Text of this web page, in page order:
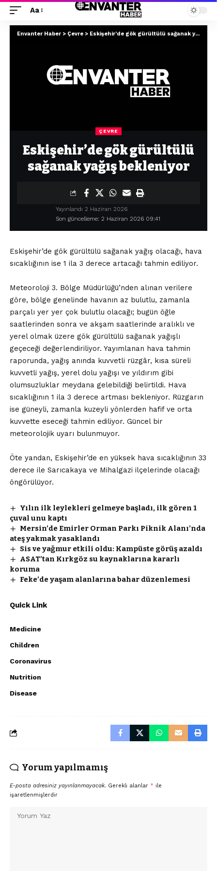
Aa
Envanter Haber > Çevre > Eskişehir’de gök gürültülü sağanak yağış bekleniyor
ÇEVRE
Eskişehir’de gök gürültülü
sağanak yağış bekleniyor
Son güncelleme: 2 Haziran 2026 09:41
Yayınlandı 2 Haziran 2026
Eskişehir’de gök gürültülü sağanak yağış olacağı, hava
sıcaklığının ise 1 ila 3 derece artacağı tahmin ediliyor.
Meteoroloji 3. Bölge Müdürlüğü’nden alınan verilere
göre, bölge genelinde havanın az bulutlu, zamanla
parçalı yer yer çok bulutlu olacağı; bugün öğle
saatlerinden sonra ve akşam saatlerinde aralıklı ve
yerel olmak üzere gök gürültülü sağanak yağışlı
geçeceği değerlendiriliyor. Yayımlanan hava tahmin
raporunda, yağış anında kuvvetli rüzgâr, kısa süreli
kuvvetli yağış, yerel dolu yağışı ve yıldırım gibi
olumsuzluklar meydana gelebildiği belirtildi. Hava
sıcaklığının 1 ila 3 derece artması bekleniyor. Rüzgarın
ise güneyli, zamanla kuzeyli yönlerden hafif ve orta
kuvvette eseceği tahmin ediliyor. Güncel bir
meteorolojik uyarı bulunmuyor.
Öte yandan, Eskişehir’de en yüksek hava sıcaklığının 33
derece ile Sarıcakaya ve Mihalgazi ilçelerinde olacağı
öngörülüyor.
Yılın ilk leylekleri gelmeye başladı, ilk gören 1
çuval unu kaptı
Mersin’de Emirler Orman Parkı Piknik Alanı’nda
ateş yakmak yasaklandı
Sis ve yağmur etkili oldu: Kampüste görüş azaldı
ASAT’tan Kırkgöz su kaynaklarına kararlı
koruma
Feke’de yaşam alanlarına bahar düzenlemesi
Quick Link
Medicine
Children
Coronavirus
Nutrition
Disease
Yorum yapılmamış
E-posta adresiniz yayınlanmayacak. Gerekli alanlar * ile
işaretlenmişlerdir